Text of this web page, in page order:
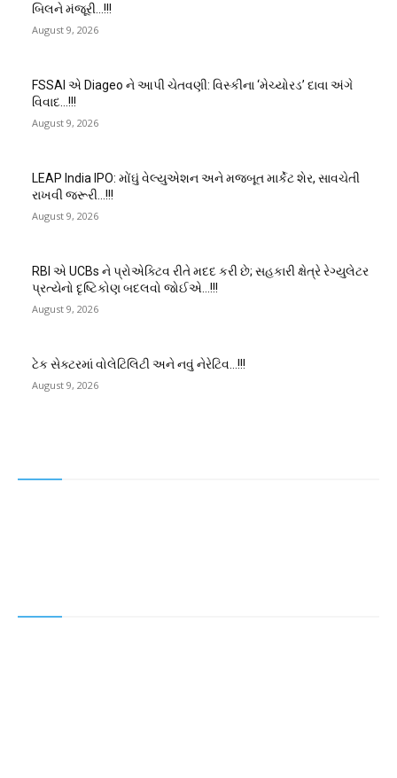
બિલને મંજૂરી…!!!
August 9, 2026
FSSAI એ Diageo ને આપી ચેતવણી: વિસ્કીના ‘મેચ્યોરડ’ દાવા અંગે
વિવાદ…!!!
August 9, 2026
LEAP India IPO: મોંઘું વેલ્યુએશન અને મજબૂત માર્કેટ શેર, સાવચેતી
રાખવી જરૂરી…!!!
August 9, 2026
RBI એ UCBs ને પ્રોએક્ટિવ રીતે મદદ કરી છે; સહકારી ક્ષેત્રે રેગ્યુલેટર
પ્રત્યેનો દૃષ્ટિકોણ બદલવો જોઈએ…!!!
August 9, 2026
ટેક સેક્ટરમાં વોલેટિલિટી અને નવું નેરેટિવ…!!!
August 9, 2026